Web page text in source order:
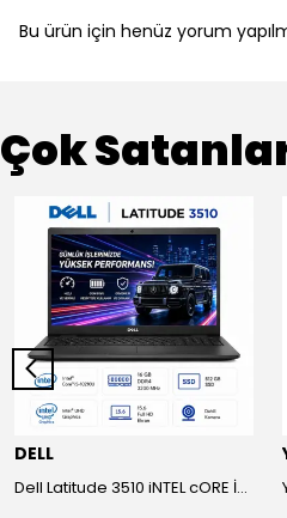
Bu ürün için henüz yorum
Çok
DELL
Dell Latitude 3510 iNTEL cORE İ5-1021OU-16 GB RAM-500 SSD Laptop